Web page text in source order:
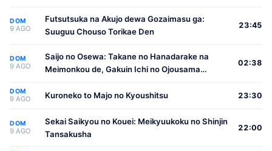
DOM
9 AGO
Futsutsuka na Akujo dewa Gozaimasu ga:
Suuguu Chouso Torikae Den
23:45
DOM
9 AGO
Saijo no Osewa: Takane no Hanadarake na
Meimonkou de, Gakuin Ichi no Ojousama
Osewa suru Koto ni Narimashita
02:38
DOM
9 AGO Kuroneko to Majo no Kyoushitsu 23:30
DOM
9 AGO
Sekai Saikyou no Kouei: Meikyuukoku no Shinjin
Tansakusha
22:00